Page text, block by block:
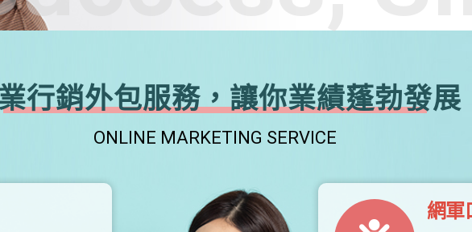
行銷外包服務，讓你業績蓬勃發展
ONLINE MARKETING SERVICE
網軍